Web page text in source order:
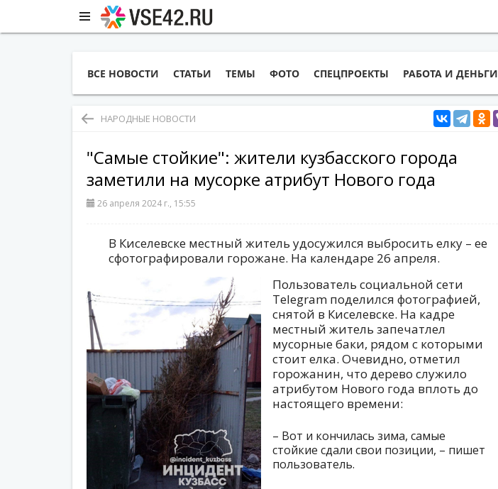
ВСЕ НОВОСТИ СТАТЬИ ТЕМЫ ФОТО СПЕЦПРОЕКТЫ РАБОТА И ДЕНЬГИ
НАРОДНЫЕ НОВОСТИ
"Самые стойкие": жители кузбасского города
заметили на мусорке атрибут Нового года
26 апреля 2024 г., 15:55
В Киселевске местный житель удосужился выбросить елку – ее
сфотографировали горожане. На календаре 26 апреля.
Пользователь социальной сети
Telegram поделился фотографией,
снятой в Киселевске. На кадре
местный житель запечатлел
мусорные баки, рядом с которыми
стоит елка. Очевидно, отметил
горожанин, что дерево служило
атрибутом Нового года вплоть до
настоящего времени:
– Вот и кончилась зима, самые
стойкие сдали свои позиции, – пишет
пользователь.